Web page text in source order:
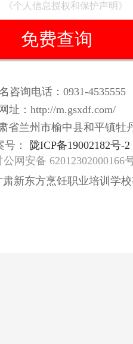
《个人信息授权和保护声明》
咨询电话：0931-4535555
网址：http://m.gsxdf.com/
省兰州市榆中县和平镇牡
号：
陇ICP备19002182号-2
公网安备 62012302000166
肃新东方烹饪职业培训学